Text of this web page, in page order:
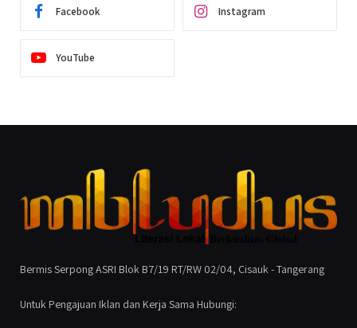
Facebook Instagram
YouTube
Bermis Serpong ASRI Blok B7/19 RT/RW 02/04, Cisauk - Tangerang
Untuk Pengajuan Iklan dan Kerja Sama Hubungi: